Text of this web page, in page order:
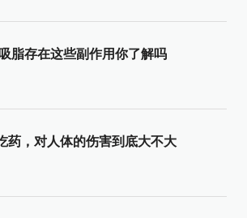
脂存在这些副作用你了解吗
药，对人体的伤害到底大不大